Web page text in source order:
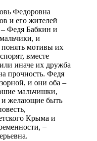
Федоровна
и его жителей
– Федя Бабкин и
и
мотивы их
вместе
иначе их дружба
прочность. Федя
и они оба –
мальчишки,
и желающие быть
Крыма и
–